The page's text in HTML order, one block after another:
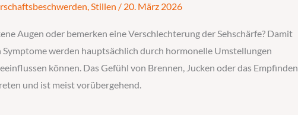
,Stillen / 20. März 2026
Augen oder bemerken eine Verschlechterung der Sehschärfe? Damit
werden hauptsächlich durch hormonelle Umstellungen
können. Das Gefühl von Brennen, Jucken oder das Empfinden
und ist meist vorübergehend.